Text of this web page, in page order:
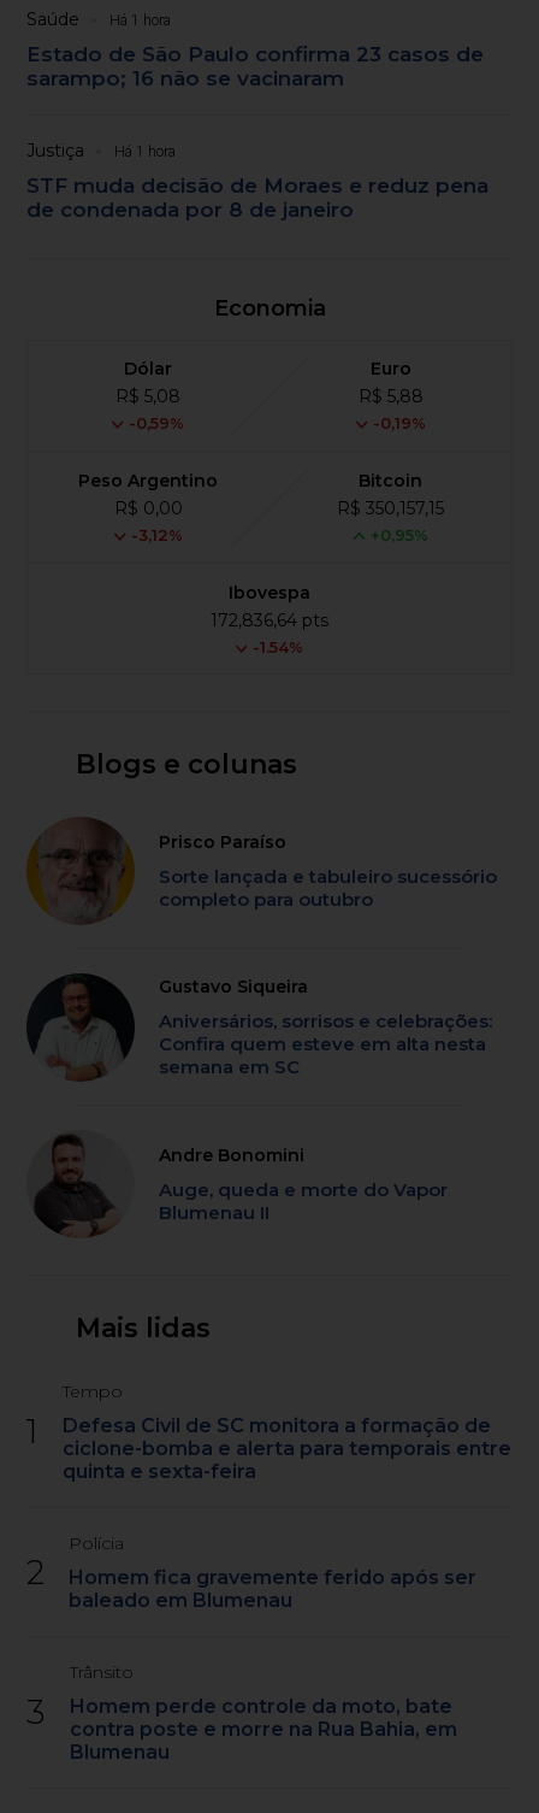
Saúde Há 1 hora
Estado de São Paulo confirma 23 casos de
sarampo; 16 não se vacinaram
Justiça Há 1 hora
STF muda decisão de Moraes e reduz pena
de condenada por 8 de janeiro
Economia
Dólar
R$ 5,08
-0,59%
Euro
R$ 5,88
-0,19%
Peso Argentino
R$ 0,00
-3,12%
Bitcoin
R$ 350,157,15
+0,95%
Ibovespa
172,836,64 pts
-1.54%
Blogs e colunas
Prisco Paraíso
Sorte lançada e tabuleiro sucessório
completo para outubro
Gustavo Siqueira
Aniversários, sorrisos e celebrações:
Confira quem esteve em alta nesta
semana em SC
Andre Bonomini
Auge, queda e morte do Vapor
Blumenau II
Mais lidas
1
Tempo
Defesa Civil de SC monitora a formação de
ciclone-bomba e alerta para temporais entre
quinta e sexta-feira
2
Polícia
Homem fica gravemente ferido após ser
baleado em Blumenau
3
Trânsito
Homem perde controle da moto, bate
contra poste e morre na Rua Bahia, em
Blumenau